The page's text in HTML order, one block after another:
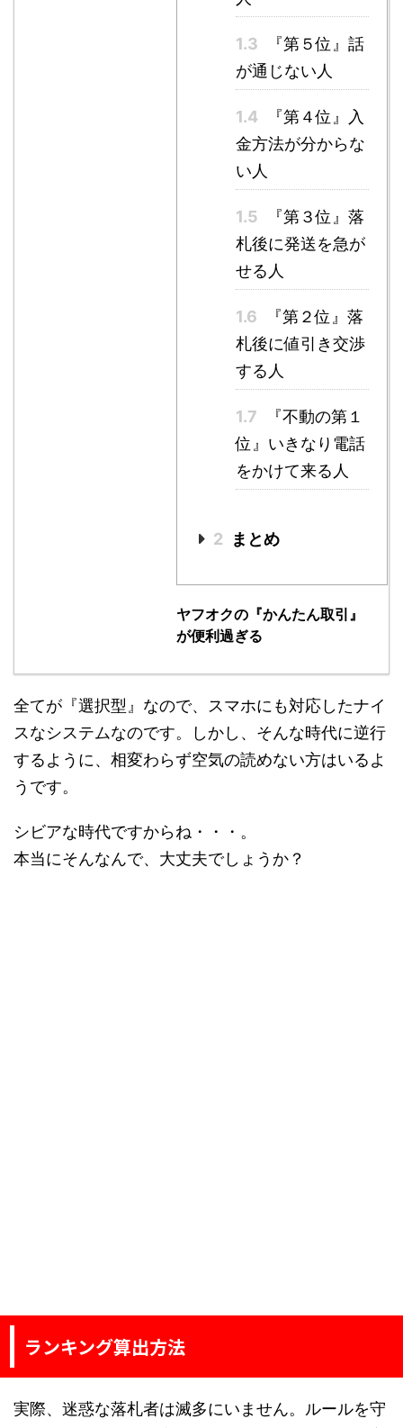
1.3
『第５位』話
が通じない人
1.4
『第４位』入
金方法が分からな
い人
1.5
『第３位』落
札後に発送を急が
せる人
1.6
『第２位』落
札後に値引き交渉
する人
1.7
『不動の第１
位』いきなり電話
をかけて来る人
2 まとめ
ヤフオクの『かんたん取引』
が便利過ぎる
全てが『選択型』なので、スマホにも対応したナイ
スなシステムなのです。しかし、そんな時代に逆行
するように、相変わらず空気の読めない方はいるよ
うです。
シビアな時代ですからね・・・。
本当にそんなんで、大丈夫でしょうか？
ランキング算出方法
実際、迷惑な落札者は滅多にいません。ルールを守